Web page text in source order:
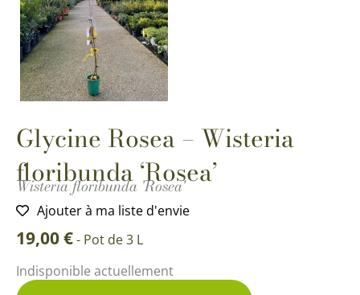
Glycine Rosea – Wisteria
floribunda ‘Rosea’
Wisteria floribunda 'Rosea'
Ajouter à ma liste d'envie
19,00€- Pot de 3 L
Indisponible actuellement